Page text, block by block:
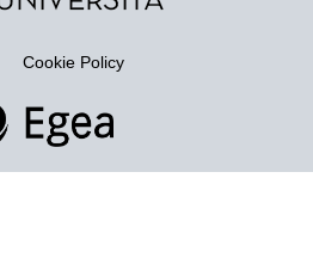
Cookie Policy